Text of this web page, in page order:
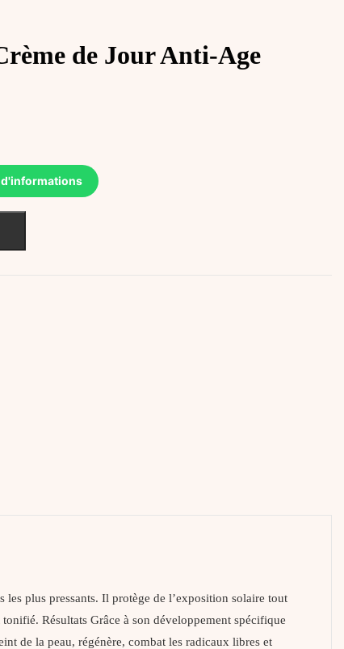
de Jour Anti-Age
plus pressants. Il protège de l’exposition solaire tout
Résultats Grâce à son développement spécifique
de la peau, régénère, combat les radicaux libres et